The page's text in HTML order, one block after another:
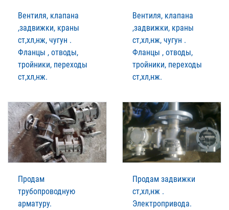
Вентиля, клапана
,задвижки, краны
ст,хл,нж, чугун .
Фланцы , отводы,
тройники, переходы
ст,хл,нж.
Вентиля, клапана
,задвижки, краны
ст,хл,нж, чугун .
Фланцы , отводы,
тройники, переходы
ст,хл,нж.
Продам
трубопроводную
арматуру.
Продам задвижки
ст,хл,нж .
Электропривода.